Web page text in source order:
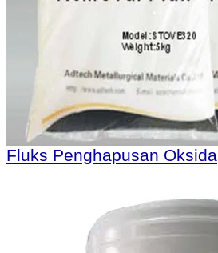
Fluks Penghapusan Oksida